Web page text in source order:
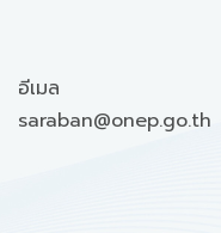
อีเมล
saraban@onep.go.th